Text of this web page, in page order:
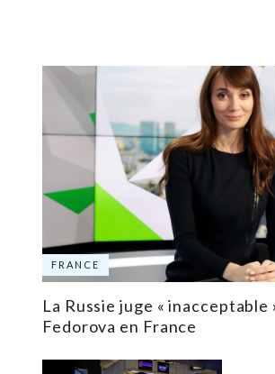
FRANCE
La Russie juge «
Fedorova en France